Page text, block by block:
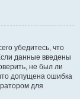
убедитесь, что
данные введены
не был ли
допущена ошибка
для